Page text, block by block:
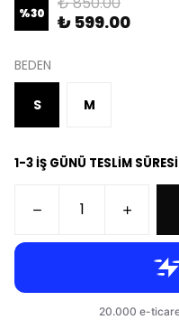
%30 ₺ 599.00
BEDEN
S M
1-3 İŞ GÜNÜ TESLİM SÜRESİ